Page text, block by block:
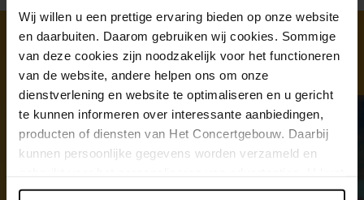
Wij willen u een prettige ervaring bieden op onze website
en daarbuiten. Daarom gebruiken wij cookies. Sommige
van deze cookies zijn noodzakelijk voor het functioneren
van de website, andere helpen ons om onze
dienstverlening en website te optimaliseren en u gericht
te kunnen informeren over interessante aanbiedingen,
producten of diensten van Het Concertgebouw. Daarbij
kunnen persoonlijke gegevens worden verzameld en
onder 'aanpassen' zelf welke cookies wij mogen
Ontdek meer